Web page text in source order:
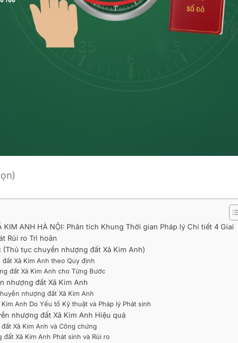
KIM ANH HÀ NỘI: Phân tích Khung Thời gian Pháp lý Chi tiết 4 Giai
Rủi ro Trì hoãn
tục chuyển nhượng đất Xã Kim Anh)
Xã Kim Anh theo Quy định
đất Xã Kim Anh cho Từng Bước
nhượng đất Xã Kim Anh
nhượng đất Xã Kim Anh
Anh Do Yếu tố Kỹ thuật và Pháp lý Phát sinh
nhượng đất Xã Kim Anh Hiệu quả
Xã Kim Anh và Công chứng
Xã Kim Anh Phát sinh và Rủi ro